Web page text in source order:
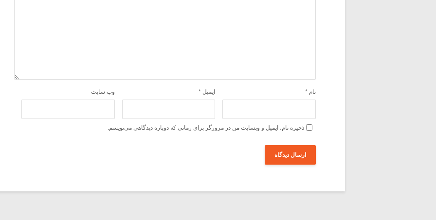
نام * ایمیل * وب‌ سایت
ذخیره نام، ایمیل و وبسایت من در مرورگر برای زمانی که دوباره دیدگاهی می‌نویسم.